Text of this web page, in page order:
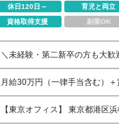
休日120日～ 育児と両立
資格取得支援 副業OK
＼未経験・第二新卒の方も大歓
に敏感」「新しいことに挑戦
未経験歓迎 ◆PCの基本操作ス
（Excel・Googleスプレッドシ
の基本的なマナーをお持ちの
月給30万円（一律手当含む）＋
※経験・年齢・能力を考慮のう
試用期間6ヵ月（待遇変更なし
【東京オフィス】 東京都港区
NCO浜松町3F 《働きやすい環境で、あなたらしいキ